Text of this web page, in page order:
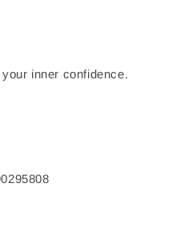
inner confidence.